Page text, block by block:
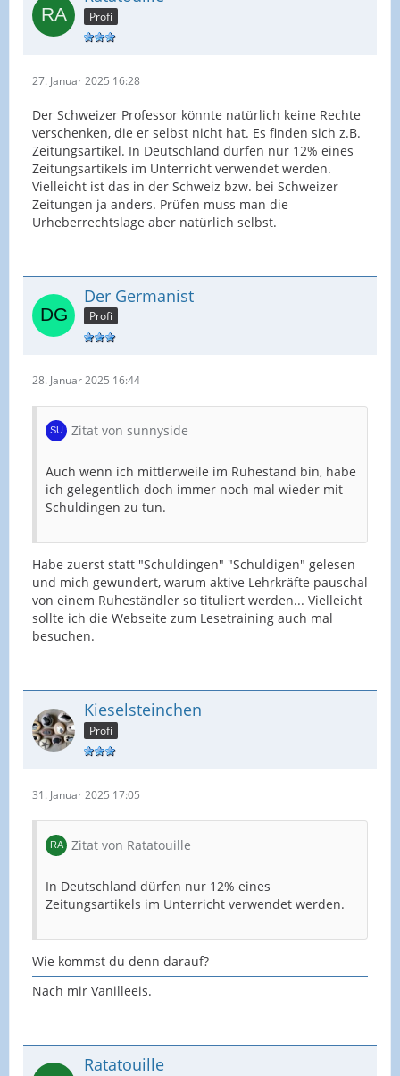
Profi
27. Januar 2025 16:28
Der Schweizer Professor könnte natürlich keine Rechte
verschenken, die er selbst nicht hat. Es finden sich z.B.
Zeitungsartikel. In Deutschland dürfen nur 12% eines
Zeitungsartikels im Unterricht verwendet werden.
Vielleicht ist das in der Schweiz bzw. bei Schweizer
Zeitungen ja anders. Prüfen muss man die
Urheberrechtslage aber natürlich selbst.
Der Germanist
Profi
28. Januar 2025 16:44
Zitat von sunnyside
Auch wenn ich mittlerweile im Ruhestand bin, habe
ich gelegentlich doch immer noch mal wieder mit
Schuldingen zu tun.
Habe zuerst statt "Schuldingen" "Schuldigen" gelesen
und mich gewundert, warum aktive Lehrkräfte pauschal
von einem Ruheständler so tituliert werden... Vielleicht
sollte ich die Webseite zum Lesetraining auch mal
besuchen.
Kieselsteinchen
Profi
31. Januar 2025 17:05
Zitat von Ratatouille
In Deutschland dürfen nur 12% eines
Zeitungsartikels im Unterricht verwendet werden.
Wie kommst du denn darauf?
Nach mir Vanilleeis.
Ratatouille